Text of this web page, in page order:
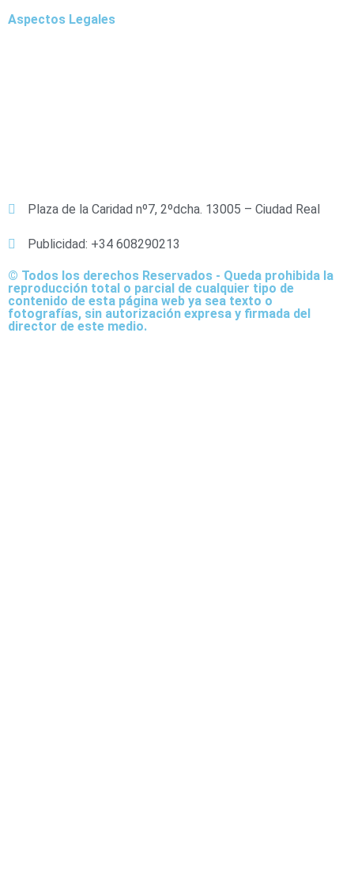
Aspectos Legales
Plaza de la Caridad nº7, 2ºdcha. 13005 – Ciudad Real
Publicidad: +34 608290213
© Todos los derechos Reservados - Queda prohibida la
reproducción total o parcial de cualquier tipo de
contenido de esta página web ya sea texto o
fotografías, sin autorización expresa y firmada del
director de este medio.